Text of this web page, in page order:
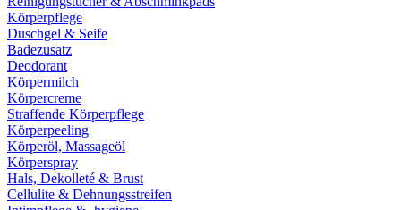
Körperpflege
Duschgel & Seife
Badezusatz
Deodorant
Körpermilch
Körpercreme
Straffende Körperpflege
Körperpeeling
Körperöl, Massageöl
Körperspray
Hals, Dekolleté & Brust
Cellulite & Dehnungsstreifen